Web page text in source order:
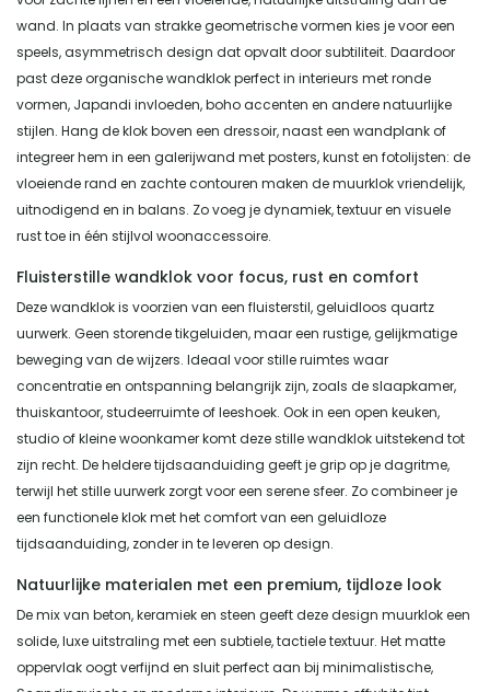
wand. In plaats van strakke geometrische vormen kies je voor een
speels, asymmetrisch design dat opvalt door subtiliteit. Daardoor
past deze organische wandklok perfect in interieurs met ronde
vormen, Japandi invloeden, boho accenten en andere natuurlijke
stijlen. Hang de klok boven een dressoir, naast een wandplank of
integreer hem in een galerijwand met posters, kunst en fotolijsten: de
vloeiende rand en zachte contouren maken de muurklok vriendelijk,
uitnodigend en in balans. Zo voeg je dynamiek, textuur en visuele
rust toe in één stijlvol woonaccessoire.
Fluisterstille wandklok voor focus, rust en comfort
Deze wandklok is voorzien van een fluisterstil, geluidloos quartz
uurwerk. Geen storende tikgeluiden, maar een rustige, gelijkmatige
beweging van de wijzers. Ideaal voor stille ruimtes waar
concentratie en ontspanning belangrijk zijn, zoals de slaapkamer,
thuiskantoor, studeerruimte of leeshoek. Ook in een open keuken,
studio of kleine woonkamer komt deze stille wandklok uitstekend tot
zijn recht. De heldere tijdsaanduiding geeft je grip op je dagritme,
terwijl het stille uurwerk zorgt voor een serene sfeer. Zo combineer je
een functionele klok met het comfort van een geluidloze
tijdsaanduiding, zonder in te leveren op design.
Natuurlijke materialen met een premium, tijdloze look
De mix van beton, keramiek en steen geeft deze design muurklok een
solide, luxe uitstraling met een subtiele, tactiele textuur. Het matte
oppervlak oogt verfijnd en sluit perfect aan bij minimalistische,